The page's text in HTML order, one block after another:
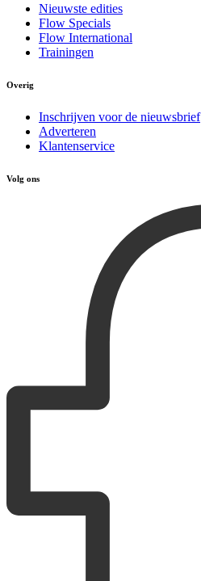
Nieuwste edities
Flow Specials
Flow International
Trainingen
Overig
Inschrijven voor de nieuwsbrief
Adverteren
Klantenservice
Volg ons